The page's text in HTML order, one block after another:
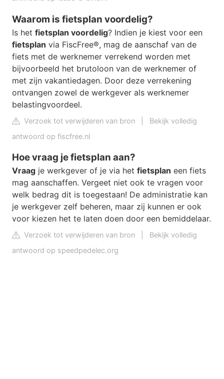
Waarom is fietsplan voordelig?
Is het fietsplan voordelig? Indien je kiest voor een
fietsplan via FiscFree®, mag de aanschaf van de
fiets met de werknemer verrekend worden met
bijvoorbeeld het brutoloon van de werknemer of
met zijn vakantiedagen. Door deze verrekening
ontvangen zowel de werkgever als werknemer
belastingvoordeel.
Verzoek tot verwijderen van bron
Bekijk volledig
antwoord op fiscfree.nl
Hoe vraag je fietsplan aan?
Vraag je werkgever of je via het fietsplan een fiets
mag aanschaffen. Vergeet niet ook te vragen voor
welk bedrag dit is toegestaan! De administratie kan
je werkgever zelf beheren, maar zij kunnen er ook
voor kiezen het te laten doen door een bemiddelaar.
Verzoek tot verwijderen van bron
Bekijk volledig
antwoord op speedpedelec.org